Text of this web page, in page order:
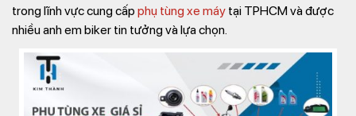
trong lĩnh vực cung cấp phụ tùng xe máy tại TPHCM và được
nhiều anh em biker tin tưởng và lựa chọn.